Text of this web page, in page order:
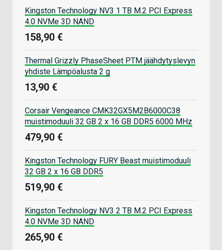
Kingston Technology NV3 1 TB M.2 PCI Express
4.0 NVMe 3D NAND
158,90 €
Thermal Grizzly PhaseSheet PTM jäähdytyslevyn
yhdiste Lämpöalusta 2 g
13,90 €
Corsair Vengeance CMK32GX5M2B6000C38
muistimoduuli 32 GB 2 x 16 GB DDR5 6000 MHz
479,90 €
Kingston Technology FURY Beast muistimoduuli
32 GB 2 x 16 GB DDR5
519,90 €
Kingston Technology NV3 2 TB M.2 PCI Express
4.0 NVMe 3D NAND
265,90 €